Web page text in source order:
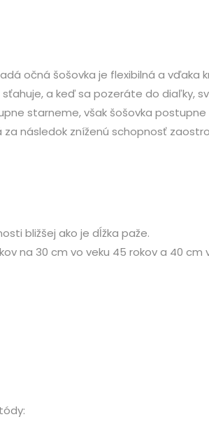
očná šošovka je flexibilná a vďaka
a keď sa pozeráte do diaľky,
starneme, však šošovka
následok zníženú schopnosť
bližšej ako je dĺžka paže.
na 30 cm vo veku 45 rokov a 40 cm